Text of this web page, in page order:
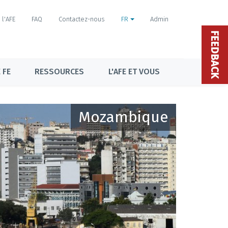
FAQ Contactez-nous FR Admin
RESSOURCES L'AFE ET VOUS
Mozambique
FEEDBACK